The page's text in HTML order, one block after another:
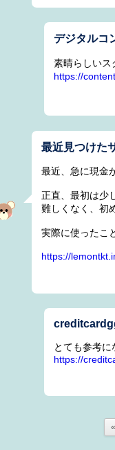
デジタルコ
素晴らしいス
https://
最近見つけた
最近、急に現金
正直、最初は少
難しくなく、初
実際に使ったこ
https://
とても参考に
https://
«